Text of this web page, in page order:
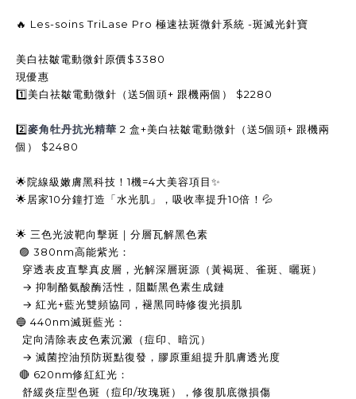
🔥 Les-soins TriLase Pro 極速祛斑微針系統 -斑滅光針寶
美白祛皺電動微針原價$3380
現優惠
1️⃣美白祛皺電動微針（送5個頭+ 跟機兩個） $2280
2️⃣麥角牡丹抗光精華 2 盒+美白祛皺電動微針（送5個頭+ 跟機兩
個） $2480
🌟院線級嫩膚黑科技！1機=4大美容項目✨
🌟居家10分鐘打造「水光肌」，吸收率提升10倍！💦
🌟 三色光波靶向擊斑｜分層瓦解黑色素
🟣 380nm高能紫光：
穿透表皮直擊真皮層，光解深層斑源（黃褐斑、雀斑、曬斑）
→ 抑制酪氨酸酶活性，阻斷黑色素生成鏈
→ 紅光+藍光雙頻協同，褪黑同時修復光損肌
🔵 440nm滅斑藍光：
定向清除表皮色素沉澱（痘印、暗沉）
→ 滅菌控油預防斑點復發，膠原重組提升肌膚透光度
🔴 620nm修紅紅光：
舒緩炎症型色斑（痘印/玫瑰斑），修復肌底微損傷